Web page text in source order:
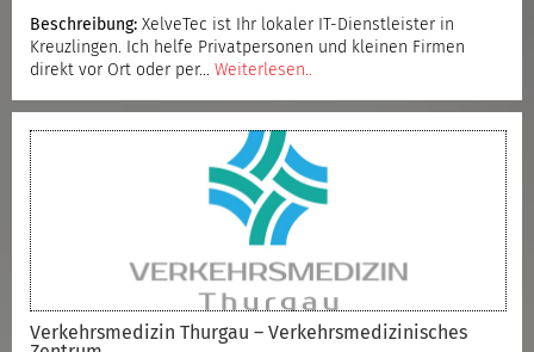
Beschreibung: XelveTec ist Ihr lokaler IT-Dienstleister in
Kreuzlingen. Ich helfe Privatpersonen und kleinen Firmen
direkt vor Ort oder per… Weiterlesen..
Verkehrsmedizin Thurgau – Verkehrsmedizinisches